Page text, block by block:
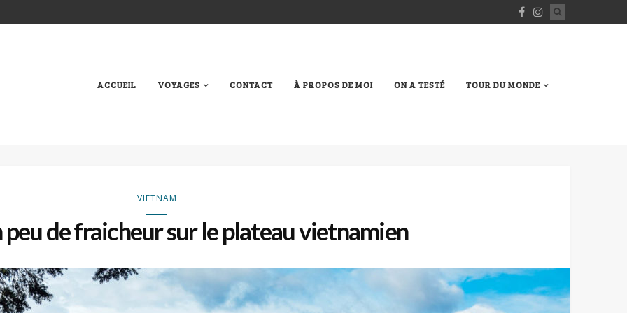
ACCUEIL VOYAGES CONTACT À PROPOS DE MOI ON A TESTÉ TOUR DU MONDE
VIETNAM
peu de fraicheur sur le plateau vietnamien